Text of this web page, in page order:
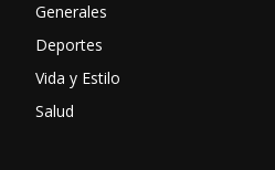
Generales
Deportes
Vida y Estilo
Salud